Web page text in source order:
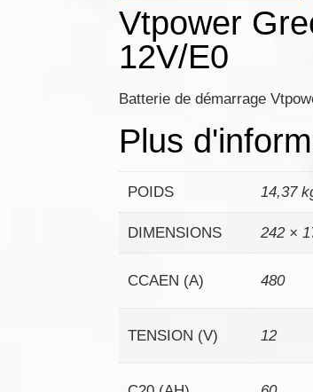
Vtpower
12V/E0
Batterie de démarrage
Plus
POIDS 14,37
DIMENSIONS 242 ×
CCAEN (A) 480
TENSION (V) 12